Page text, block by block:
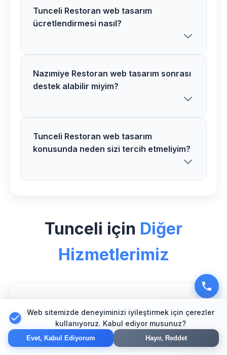
Nazımiye bölgesindeki Restoran web
tasarım projelerimiz ortalama 3-5 hafta
Tunceli Restoran web tasarım
ücretlendirmesi nasıl?
Tunceli bölgesinde Restoran web
tasarım ücretlerimiz proje özelliklerine
Nazımiye Restoran web tasarım sonrası
destek alabilir miyim?
Kesinlikle! Nazımiye bölgesindeki tüm
Restoran web tasarım müşterilerimize 1
veriyoruz.
Tunceli Restoran web tasarım
konusunda neden sizi tercih etmeliyim?
teknolojiler ve kanıtlanmış başarı
hikayelerimizle fark yaratıyoruz.
Tunceli için Diğer
Hizmetlerimiz
🛒
Tunceli E-Ticaret
Web sitemizde deneyiminizi iyileştirmek için çerezler
kullanıyoruz. Kabul ediyor musunuz?
Evet, Kabul Ediyorum Hayır, Reddet